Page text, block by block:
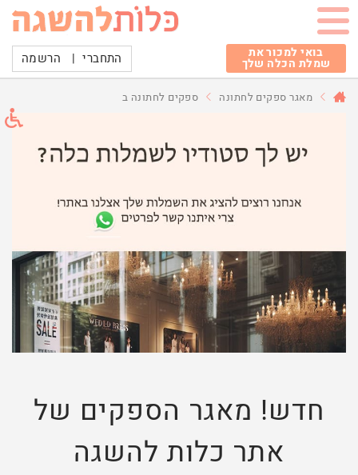
בואי למכור את
שמלת הכלה שלך התחברי | הרשמה
מאגר ספקים לחתונה ספקים לחתונה ב
חדש! מאגר הספקים של
אתר כלות להשגה